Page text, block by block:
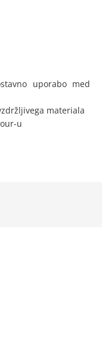
uporabo med
materiala
u